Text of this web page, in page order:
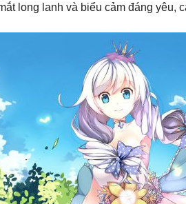
long lanh và biểu cảm đáng yêu,